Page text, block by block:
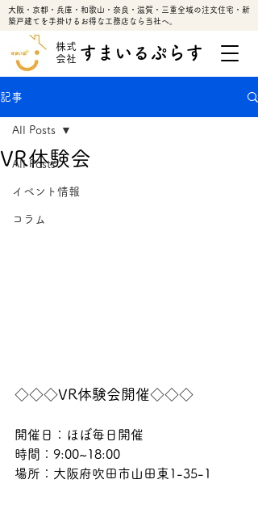
大阪・京都・兵庫・和歌山・奈良・滋賀・三重全域の注文住宅・新
築戸建てを手掛けるお得な工務店なら当社へ。
株式
会社 すまいるぷらす
記事
All Posts
イベント情報
コラム
All Posts
VR体験会
◇◇◇VR体験会開催◇◇◇
開催日：ほぼ毎日開催
時間：9:00~18:00
場所：大阪府吹田市山田東1-35-1